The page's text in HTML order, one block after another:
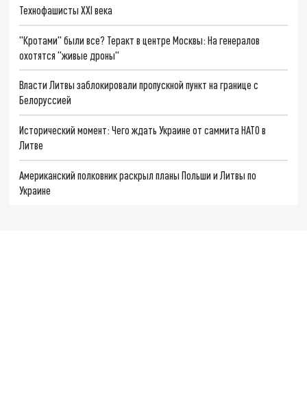
Технофашисты XXI века
"Кротами" были все? Теракт в центре Москвы: На генералов
охотятся "живые дроны"
Власти Литвы заблокировали пропускной пункт на границе с
Белоруссией
Исторический момент: Чего ждать Украине от саммита НАТО в
Литве
Американский полковник раскрыл планы Польши и Литвы по
Украине